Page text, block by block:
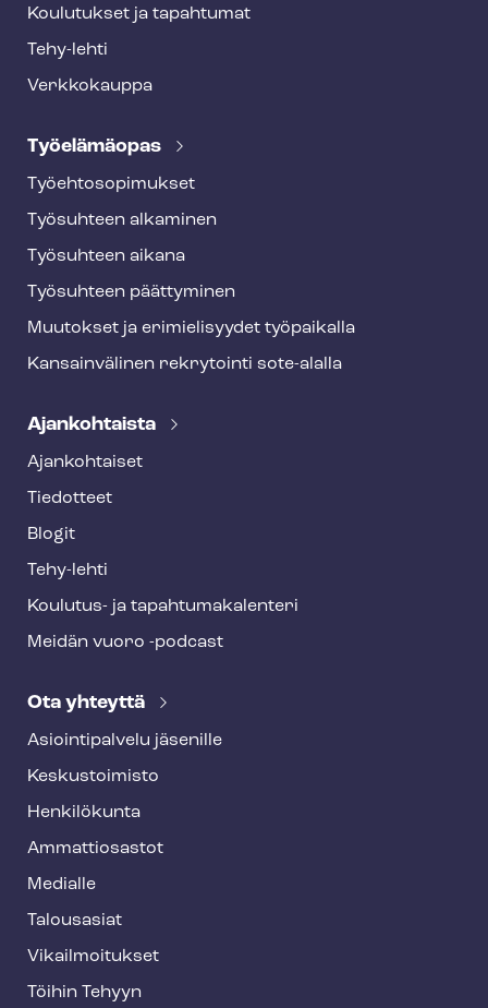
Koulutukset ja tapahtumat
Tehy-lehti
Verkkokauppa
Työelämäopas
Työ­eh­to­so­pi­muk­set
Työsuhteen alkaminen
Työsuhteen aikana
Työsuhteen päättyminen
Muutokset ja erimielisyydet työpaikalla
Kansainvälinen rekrytointi sote-alalla
Ajankohtaista
Ajankohtaiset
Tiedotteet
Blogit
Tehy-lehti
Koulutus- ja ta­pah­tu­ma­ka­len­te­ri
Meidän vuoro -podcast
Ota yhteyttä
Asioin­ti­pal­ve­lu jäsenille
Keskustoimisto
Henkilökunta
Ammattiosastot
Medialle
Talousasiat
Vi­kail­moi­tuk­set
Töihin Tehyyn